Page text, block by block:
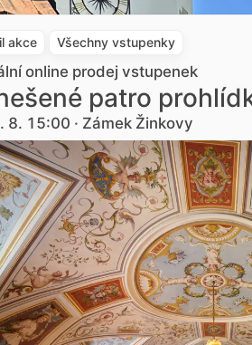
akce Všechny vstupenky
online prodej vstupenek
patro
8. 15:00 · Zámek Žinkovy